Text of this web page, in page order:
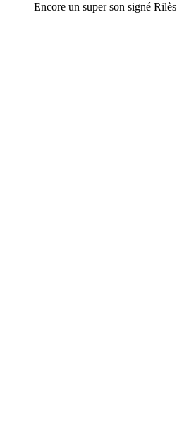
Encore un super son signé Rilès